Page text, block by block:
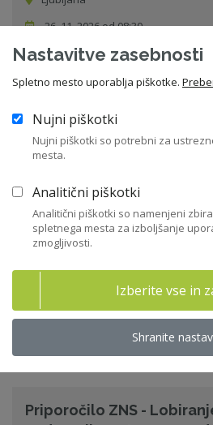
26. 11. 2026 od 08:30
Seminar
Sorodne novice
preglednosti sistemov
03. 08. 2026
Priporočilo ZNS -
Nastavitve zasebnosti
Spletno mesto uporablja piškotke.
Nujni piškotki
Nujni piškotki so potrebni za
mesta.
Analitični piškotki
Analitični piškotki so namenjeni
spletnega mesta za izboljšanje
zmogljivosti.
Izberite vse in
Shranite